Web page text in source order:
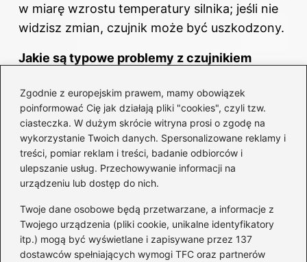
Zgodnie z europejskim prawem, mamy obowiązek
poinformować Cię jak działają pliki "cookies", czyli tzw.
ciasteczka. W dużym skrócie witryna prosi o zgodę na
wykorzystanie Twoich danych. Spersonalizowane reklamy i
treści, pomiar reklam i treści, badanie odbiorców i
ulepszanie usług. Przechowywanie informacji na
urządzeniu lub dostęp do nich.
Twoje dane osobowe będą przetwarzane, a informacje z
Twojego urządzenia (pliki cookie, unikalne identyfikatory
itp.) mogą być wyświetlane i zapisywane przez 137
dostawców spełniających wymogi TFC oraz partnerów
w miarę wzrostu temperatury silnika; jeśli nie
widzisz zmian, czujnik może być uszkodzony.
Jakie są typowe problemy z czujnikiem
Typowe problemy obejmują błędne wskazania
temperatury oraz uszkodzenia czujnika, co
może prowadzić do przejścia silnika w tryb
awaryjny. Często winne są również zużyte lub
uszkodzone przewody, które należy
sprawdzić i w razie potrzeby wymienić.
Co zrobić, jeśli czujnik temperatury nie działa
prawidłowo?